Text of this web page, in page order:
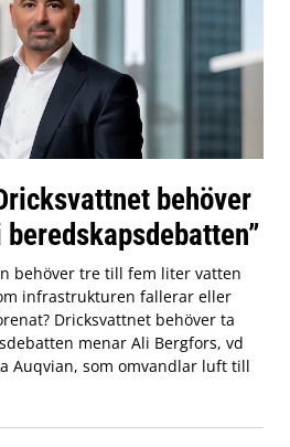
behöver
behöver tre till fem liter vatten
infrastrukturen fallerar eller
Dricksvattnet behöver ta
menar Ali Bergfors, vd
Auqvian, som omvandlar luft till